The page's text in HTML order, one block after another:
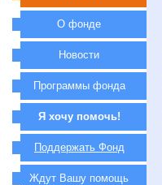
О фонде
Новости
Программы фонда
Я хочу помочь!
Поддержать Фонд
Ждут Вашу помощь